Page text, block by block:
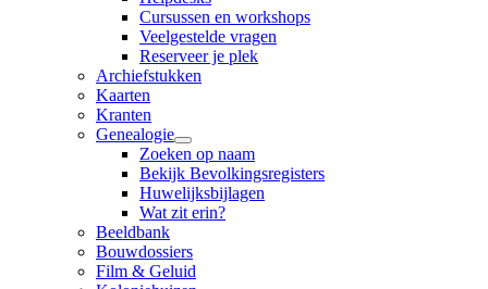
Cursussen en workshops
Veelgestelde vragen
Reserveer je plek
Archiefstukken
Kaarten
Kranten
Genealogie
Zoeken op naam
Bekijk Bevolkingsregisters
Huwelijksbijlagen
Wat zit erin?
Beeldbank
Bouwdossiers
Film & Geluid